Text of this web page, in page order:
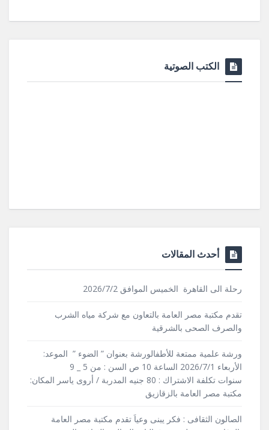
الكتب الصوتية
أحدث المقالات
رحلة الى القاهرة الخميس الموافق 2026/7/2
تقدم مكتبة مصر العامة بالتعاون مع شركة مياه الشرب
والصرف الصحى بالشرقية
ورشة علمية ممتعة للأطفالورشة بعنوان ” الضوء ” الموعد:
الأربعاء 2026/7/1 الساعة 10 ص السن : من 5 _ 9
سنوات تكلفة الاشتراك : 80 جنيه المدربة / أروى ياسر المكان:
مكتبة مصر العامة بالزقازيق
الصالون الثقافى : فكر يبنى وعياَ تقدم مكتبة مصر العامة